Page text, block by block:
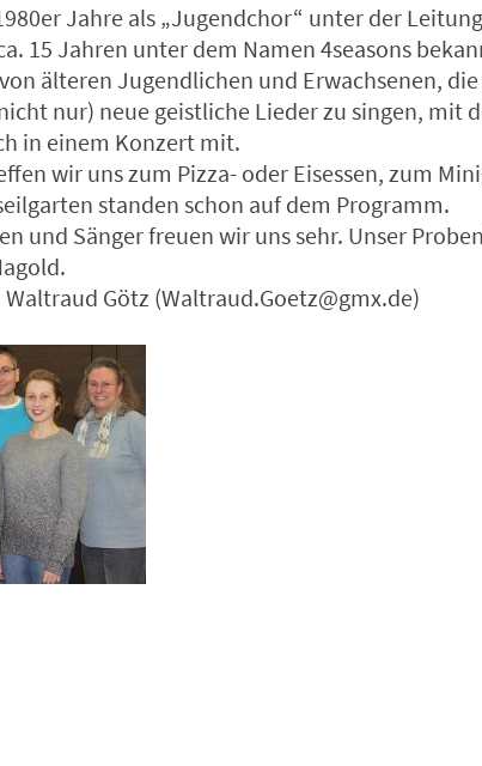
Jahre als „Jugendchor“ unter der
15 Jahren unter dem Namen 4seasons
älteren Jugendlichen und Erwachsenen,
nur) neue geistliche Lieder zu singen, mit
in einem Konzert mit.
wir uns zum Pizza- oder Eisessen, zum
standen schon auf dem Programm.
und Sänger freuen wir uns sehr. Unser
Götz (Waltraud.Goetz@gmx.de)